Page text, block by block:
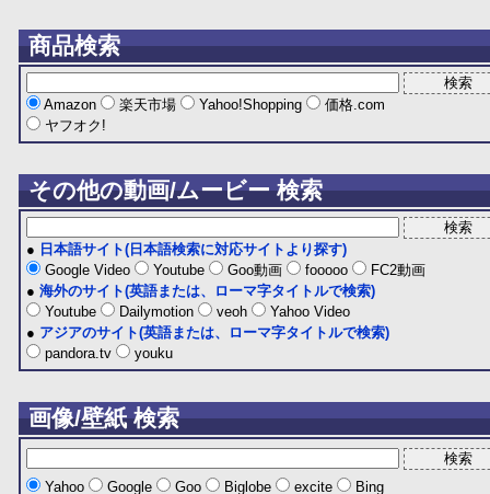
商品検索
Amazon 楽天市場 Yahoo!Shopping
価格.com
ヤフオク!
その他の動画/ムービー 検索
● 日本語サイト(日本語検索に対応サイトより探す)
Google Video
Youtube Goo動画 fooooo
FC2動画
● 海外のサイト(英語または、ローマ字タイトルで検索)
Youtube
Dailymotion veoh
Yahoo Video
● アジアのサイト(英語または、ローマ字タイトルで検索)
pandora.tv
youku
画像/壁紙 検索
Yahoo Google Goo Biglobe excite Bing